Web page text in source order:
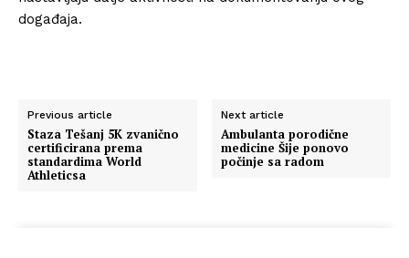
događaja.
Previous article
Staza Tešanj 5K zvanično
certificirana prema
standardima World
Athleticsa
Next article
Ambulanta porodične
medicine Šije ponovo
počinje sa radom